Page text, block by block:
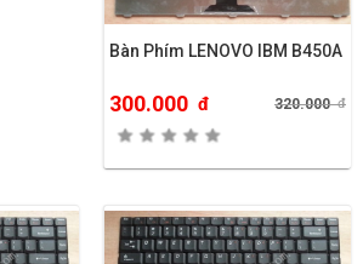
Bàn Phím LENOVO IBM B450A
300.000 đ 320.000đ